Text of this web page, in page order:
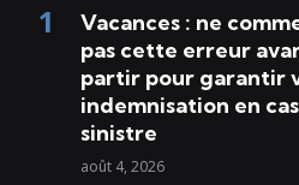
Vacances : ne
pas cette erreur
partir pour garantir
indemnisation en
sinistre
août 4, 2026